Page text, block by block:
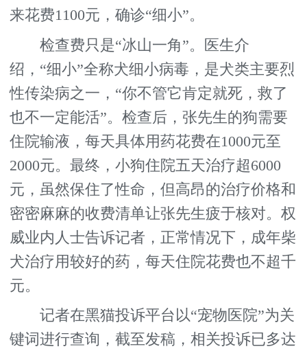
来花费1100元，确诊“细小”。
检查费只是“冰山一角”。医生介
绍，“细小”全称犬细小病毒，是犬类主要烈
性传染病之一，“你不管它肯定就死，救了
也不一定能活”。检查后，张先生的狗需要
住院输液，每天具体用药花费在1000元至
2000元。最终，小狗住院五天治疗超6000
元，虽然保住了性命，但高昂的治疗价格和
密密麻麻的收费清单让张先生疲于核对。权
威业内人士告诉记者，正常情况下，成年柴
犬治疗用较好的药，每天住院花费也不超千
元。
记者在黑猫投诉平台以“宠物医院”为关
键词进行查询，截至发稿，相关投诉已多达